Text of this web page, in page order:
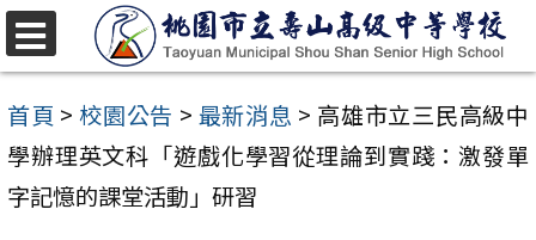
跳
至
主
要
內
首頁 > 校園公告 > 最新消息 > 高雄市立三民高級中
學辦理英文科「遊戲化學習從理論到實踐：激發單
字記憶的課堂活動」研習
選
單